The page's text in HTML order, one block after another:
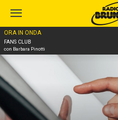
ORA IN ONDA
FANS CLUB
con Barbara Pinotti
Home